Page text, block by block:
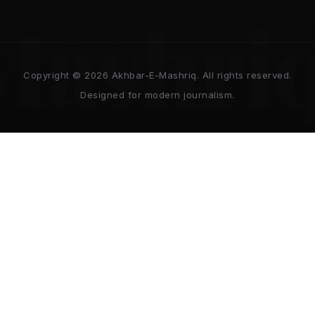
Copyright © 2026 Akhbar-E-Mashriq. All rights reserved.
Designed for modern journalism.